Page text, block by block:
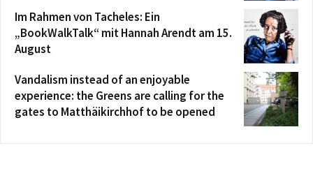
Im Rahmen von Tacheles: Ein
„BookWalkTalk“ mit Hannah Arendt am 15.
August
Vandalism instead of an enjoyable
experience: the Greens are calling for the
gates to Matthäikirchhof to be opened